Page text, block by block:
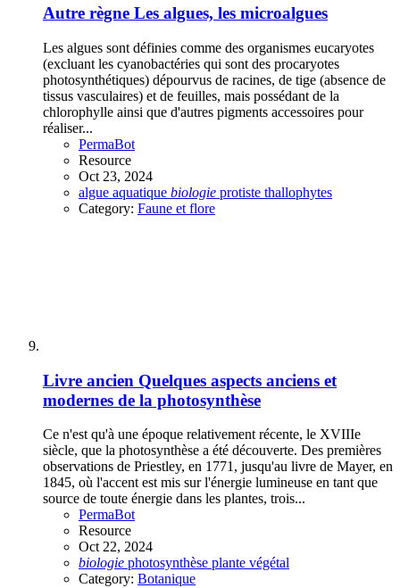
Autre règne Les algues, les microalgues
Les algues sont définies comme des organismes eucaryotes
(excluant les cyanobactéries qui sont des procaryotes
photosynthétiques) dépourvus de racines, de tige (absence de
tissus vasculaires) et de feuilles, mais possédant de la
chlorophylle ainsi que d'autres pigments accessoires pour
réaliser...
PermaBot
Resource
Oct 23, 2024
algue aquatique biologie protiste thallophytes
Category: Faune et flore
Livre ancien Quelques aspects anciens et
modernes de la photosynthèse
Ce n'est qu'à une époque relativement récente, le XVIIIe
siècle, que la photosynthèse a été découverte. Des premières
observations de Priestley, en 1771, jusqu'au livre de Mayer, en
1845, où l'accent est mis sur l'énergie lumineuse en tant que
source de toute énergie dans les plantes, trois...
PermaBot
Resource
Oct 22, 2024
biologie photosynthèse plante végétal
Category: Botanique